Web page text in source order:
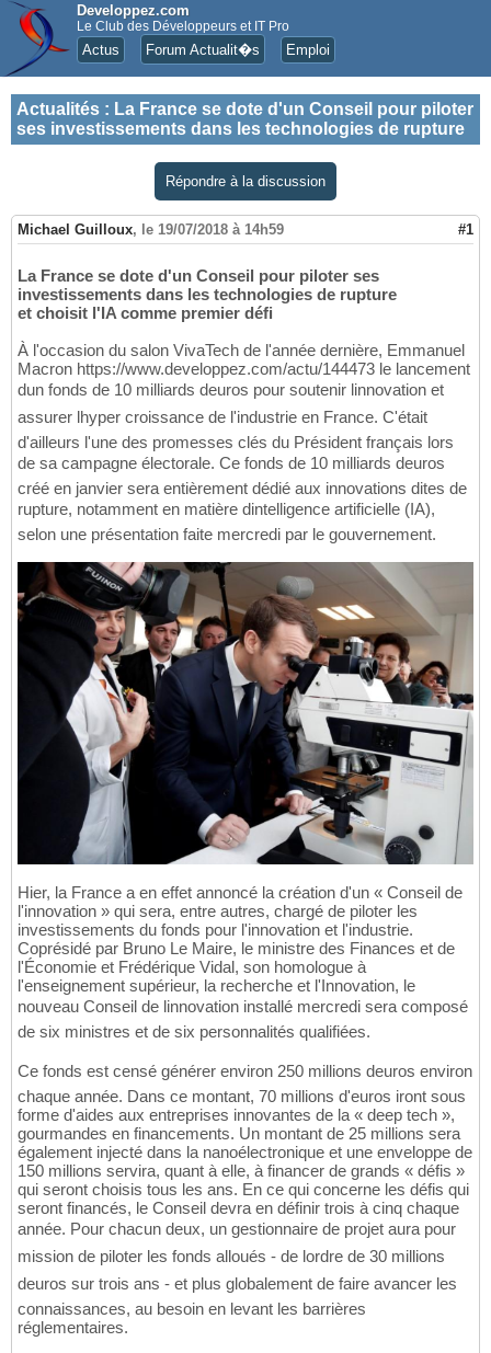
Developpez.com
Le Club des Développeurs et IT Pro
Actus Forum Actualit�s Emploi
Actualités : La France se dote d'un Conseil pour piloter
ses investissements dans les technologies de rupture
Répondre à la discussion
Michael Guilloux, le 19/07/2018 à 14h59 #1
La France se dote d'un Conseil pour piloter ses
investissements dans les technologies de rupture
et choisit l'IA comme premier défi
À l'occasion du salon VivaTech de l'année dernière, Emmanuel
Macron https://www.developpez.com/actu/144473 le lancement
dun fonds de 10 milliards deuros pour soutenir linnovation et
assurer lhyper croissance de l'industrie en France. C'était
d'ailleurs l'une des promesses clés du Président français lors
de sa campagne électorale. Ce fonds de 10 milliards deuros
créé en janvier sera entièrement dédié aux innovations dites de
rupture, notamment en matière dintelligence artificielle (IA),
selon une présentation faite mercredi par le gouvernement.
Hier, la France a en effet annoncé la création d'un « Conseil de
l'innovation » qui sera, entre autres, chargé de piloter les
investissements du fonds pour l'innovation et l'industrie.
Coprésidé par Bruno Le Maire, le ministre des Finances et de
l'Économie et Frédérique Vidal, son homologue à
l'enseignement supérieur, la recherche et l'Innovation, le
nouveau Conseil de linnovation installé mercredi sera composé
de six ministres et de six personnalités qualifiées.
Ce fonds est censé générer environ 250 millions deuros environ
chaque année. Dans ce montant, 70 millions d'euros iront sous
forme d'aides aux entreprises innovantes de la « deep tech »,
gourmandes en financements. Un montant de 25 millions sera
également injecté dans la nanoélectronique et une enveloppe de
150 millions servira, quant à elle, à financer de grands « défis »
qui seront choisis tous les ans. En ce qui concerne les défis qui
seront financés, le Conseil devra en définir trois à cinq chaque
année. Pour chacun deux, un gestionnaire de projet aura pour
mission de piloter les fonds alloués - de lordre de 30 millions
deuros sur trois ans - et plus globalement de faire avancer les
connaissances, au besoin en levant les barrières
réglementaires.